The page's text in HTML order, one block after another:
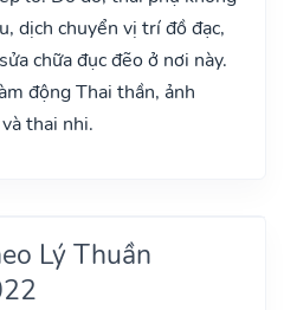
dịch chuyển vị trí đồ đạc,
chữa đục đẽo ở nơi này.
động Thai thần, ảnh
thai nhi.
Lý Thuần